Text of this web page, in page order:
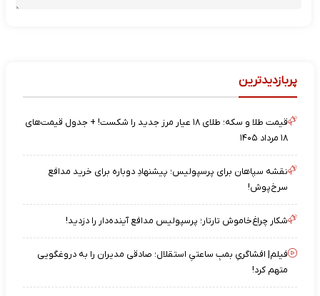
پربازدیدترین
قیمت طلا و سکه؛ طلای ۱۸ عیار مرز جدید را شکست! + جدول قیمت‌های
۱۸ مرداد ۱۴۰۵
نقشه‌ سپاهان برای پرسپولیس؛ پیشنهادِ دوباره برای خرید مدافع
سرخ‌پوش!
شکار چراغ‌خاموش تارتار؛ پرسپولیس مدافع آینده‌دار را دزدید!
فیلم| افشاگریِ بمبِ ساعتیِ استقلال؛ صادقی مدیران را به دروغگویی
متهم کرد!